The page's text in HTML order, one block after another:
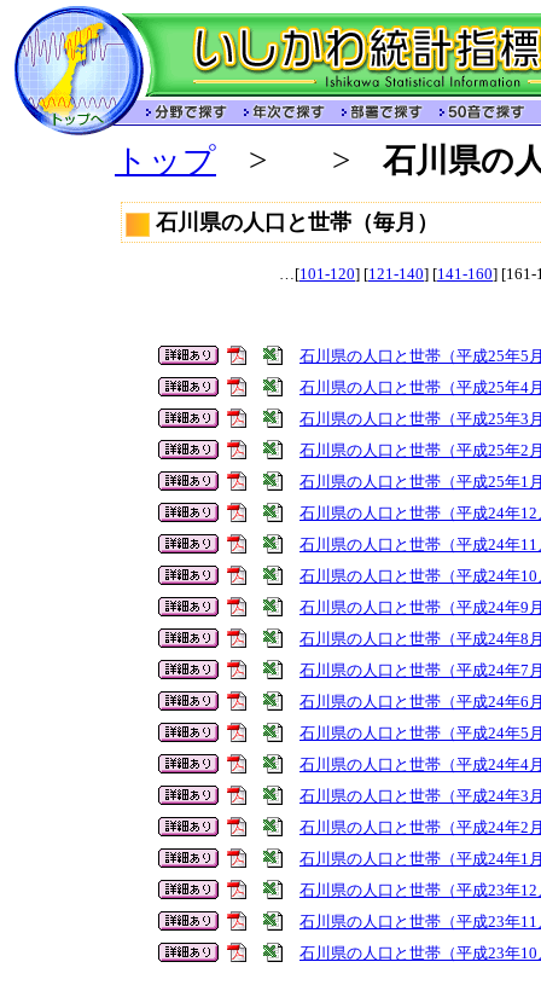
トップ > > 石川県の
石川県の人口と世帯（毎月）
…[101-120] [121-140] [141-160] [161-
石川県の人口と世帯（平成25年5
石川県の人口と世帯（平成25年4
石川県の人口と世帯（平成25年3
石川県の人口と世帯（平成25年2
石川県の人口と世帯（平成25年1
石川県の人口と世帯（平成24年
石川県の人口と世帯（平成24年
石川県の人口と世帯（平成24年
石川県の人口と世帯（平成24年9
石川県の人口と世帯（平成24年8
石川県の人口と世帯（平成24年7
石川県の人口と世帯（平成24年6
石川県の人口と世帯（平成24年5
石川県の人口と世帯（平成24年4
石川県の人口と世帯（平成24年3
石川県の人口と世帯（平成24年2
石川県の人口と世帯（平成24年1
石川県の人口と世帯（平成23年
石川県の人口と世帯（平成23年
石川県の人口と世帯（平成23年